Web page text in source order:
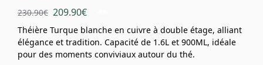
230.90€ 209.90€
Théière Turque blanche en cuivre à double étage, alliant
élégance et tradition. Capacité de 1.6L et 900ML, idéale
pour des moments conviviaux autour du thé.